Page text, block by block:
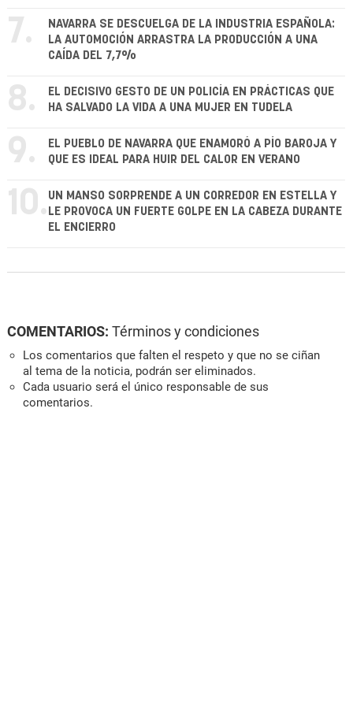
7.
NAVARRA SE DESCUELGA DE LA INDUSTRIA ESPAÑOLA:
LA AUTOMOCIÓN ARRASTRA LA PRODUCCIÓN A UNA
CAÍDA DEL 7,7%
8.
EL DECISIVO GESTO DE UN POLICÍA EN PRÁCTICAS QUE
HA SALVADO LA VIDA A UNA MUJER EN TUDELA
9.
EL PUEBLO DE NAVARRA QUE ENAMORÓ A PÍO BAROJA Y
QUE ES IDEAL PARA HUIR DEL CALOR EN VERANO
10. UN MANSO SORPRENDE A UN CORREDOR EN ESTELLA Y
LE PROVOCA UN FUERTE GOLPE EN LA CABEZA DURANTE
EL ENCIERRO
COMENTARIOS: Términos y condiciones
Los comentarios que falten el respeto y que no se ciñan
al tema de la noticia, podrán ser eliminados.
Cada usuario será el único responsable de sus
comentarios.